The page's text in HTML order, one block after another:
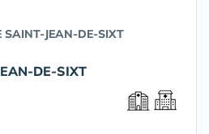
SAINT-JEAN-DE-SIXT
DE-SIXT